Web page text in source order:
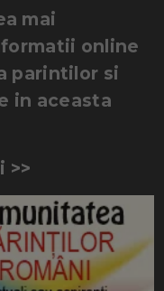
mai
online
parintilor si
in aceasta
>>